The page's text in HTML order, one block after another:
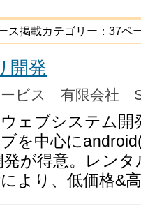
ス掲載カテゴリー：37ペ
開発
ービス 有限会
ェブシステム開
を中心に
が得意。レン
より、低価格&